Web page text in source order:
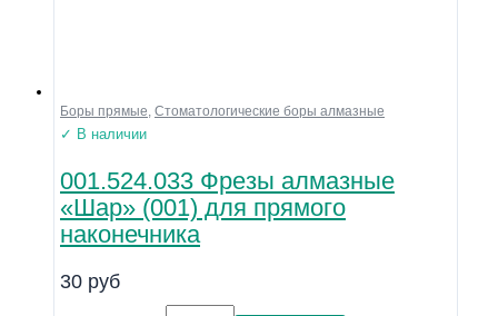
Боры прямые, Стоматологические боры алмазные
✓ В наличии
001.524.033 Фрезы алмазные
«Шар» (001) для прямого
наконечника
30 руб